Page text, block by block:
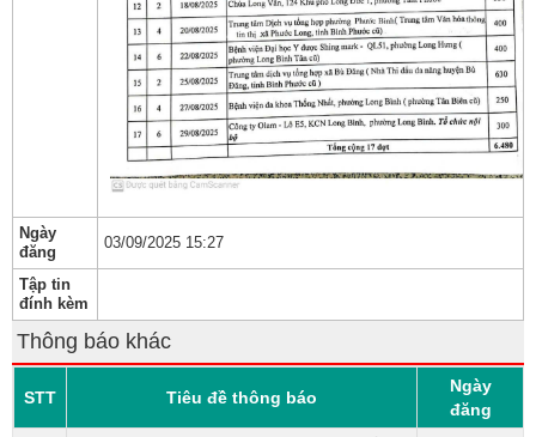
Ngày
đăng
03/09/2025 15:27
Tập tin
đính kèm
Thông báo khác
STT Tiêu đề thông báo
Ngày
đăng